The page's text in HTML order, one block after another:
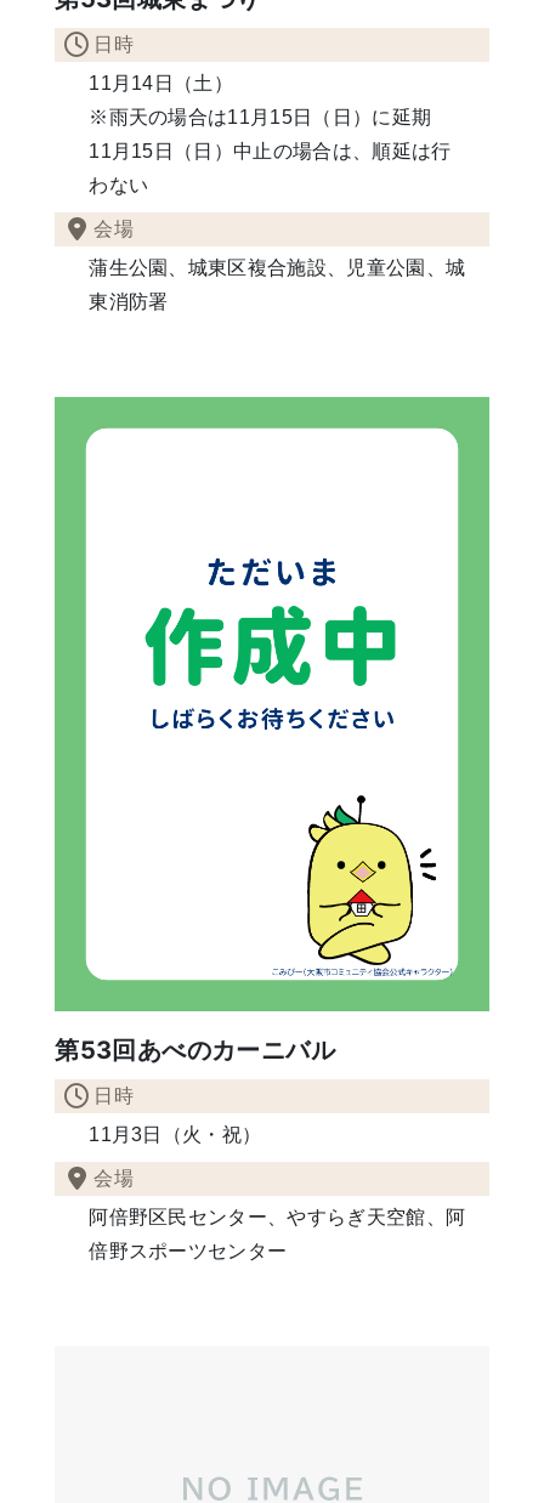
日時
11月14日（土）
※雨天の場合は11月15日（日）に延期
11月15日（日）中止の場合は、順延は行
わない
会場
蒲生公園、城東区複合施設、児童公園、城
東消防署
第53回あべのカーニバル
日時
11月3日（火・祝）
会場
阿倍野区民センター、やすらぎ天空館、阿
倍野スポーツセンター